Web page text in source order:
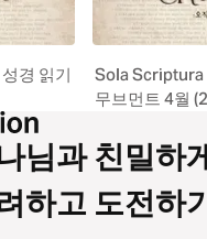
경 읽기
Sola Scriptura
무브먼트 4월
님과 친밀하
하고 도전하